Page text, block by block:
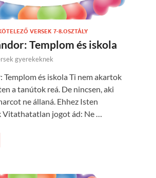
VERSEK 7-8.OSZTÁLY
Templom és iskola
gyerekeknek
Templom és iskola Ti nem akartok
a tanútok reá. De nincsen, aki
ne állaná. Ehhez Isten
Vitathatatlan jogot ád: Ne …